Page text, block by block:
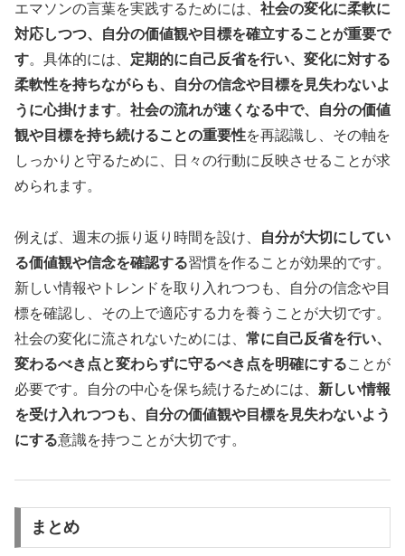
エマソンの言葉を実践するためには、 社会の変化に柔軟に
対応しつつ、自分の価値観や目標を確立することが重要で
す。具体的には、 定期的に自己反省を行い、変化に対する
柔軟性を持ちながらも、自分の信念や目標を見失わないよ
うに心掛けます。 社会の流れが速くなる中で、自分の価値
観や目標を持ち続けることの重要性を再認識し、その軸を
しっかりと守るために、日々の行動に反映させることが求
められます。
例えば、週末の振り返り時間を設け、
自分が大切にしてい
る価値観や信念を確認する習慣を作ることが効果的です。
新しい情報やトレンドを取り入れつつも、自分の信念や目
標を確認し、その上で適応する力を養うことが大切です。
社会の変化に流されないためには、 常に自己反省を行い、
変わるべき点と変わらずに守るべき点を明確にすることが
必要です。自分の中心を保ち続けるためには、 新しい情報
を受け入れつつも、自分の価値観や目標を見失わないよう
にする意識を持つことが大切です。
まとめ